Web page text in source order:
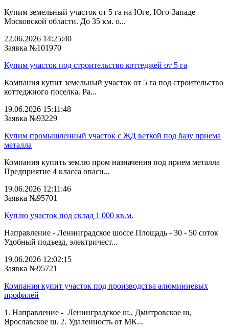
Купим земельный участок от 5 га на Юге, Юго-Западе
Московской области. До 35 км. о...
22.06.2026 14:25:40
Заявка №101970
Купим участок под строительство коттеджей от 5 га
Компания купит земельный участок от 5 га под строительство
коттеджного поселка. Ра...
19.06.2026 15:11:48
Заявка №93229
Купим промышленный участок с ЖД веткой под базу приема
металла
Компания купить землю пром назначения под прием металла
Предприятие 4 класса опасн...
19.06.2026 12:11:46
Заявка №95701
Куплю участок под склад 1 000 кв.м.
Направление - Ленинградское шоссе Площадь - 30 - 50 соток
Удобный подъезд, электричест...
19.06.2026 12:02:15
Заявка №95721
Компания купит участок под производства алюминиевых
профилей
1. Направление - Ленинградское ш., Дмитровское ш,
Ярославское ш. 2. Удаленность от МК...